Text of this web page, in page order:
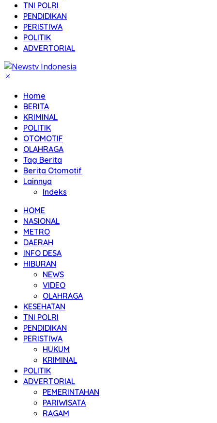
TNI POLRI
PENDIDIKAN
PERISTIWA
POLITIK
ADVERTORIAL
Home
BERITA
KRIMINAL
POLITIK
OTOMOTIF
OLAHRAGA
Tag Berita
Berita Otomotif
Lainnya
Indeks
HOME
NASIONAL
METRO
DAERAH
INFO DESA
HIBURAN
NEWS
VIDEO
OLAHRAGA
KESEHATAN
TNI POLRI
PENDIDIKAN
PERISTIWA
HUKUM
KRIMINAL
POLITIK
ADVERTORIAL
PEMERINTAHAN
PARIWISATA
RAGAM